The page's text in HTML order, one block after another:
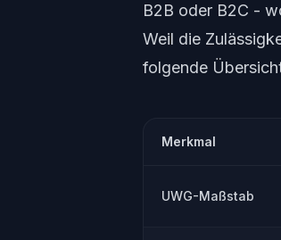
B2B oder B2C -
Weil die
folgende
Merkmal
UWG-Maßstab